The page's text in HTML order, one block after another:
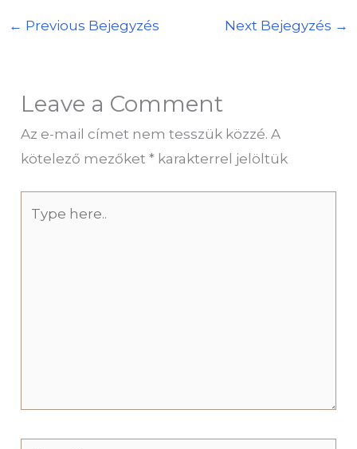
← Previous Bejegyzés Next Bejegyzés →
Leave a Comment
Az e-mail címet nem tesszük közzé. A
kötelező mezőket* karakterrel jelöltük